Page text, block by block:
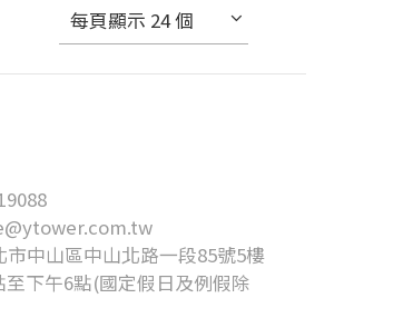
每頁顯示 24 個
市中山區中山北路一段85號5樓
至下午6點(國定假日及例假除